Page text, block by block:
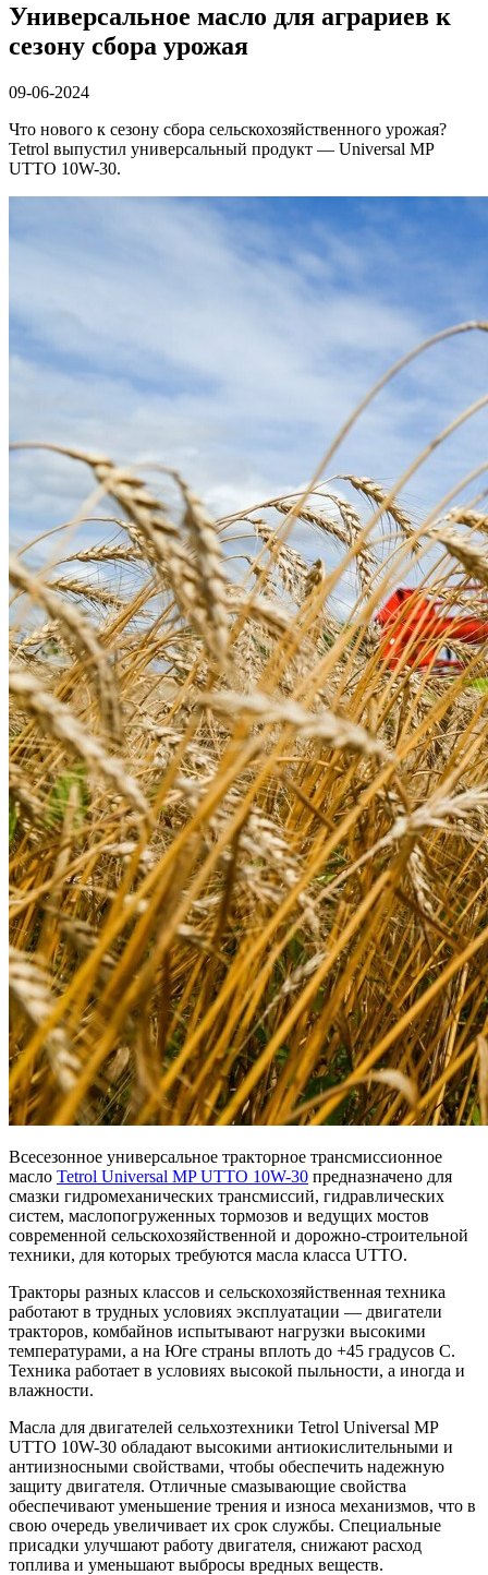
Универсальное масло для аграриев к
сезону сбора урожая
09-06-2024
Что нового к сезону сбора сельскохозяйственного урожая?
Tetrol выпустил универсальный продукт — Universal MP
UTTO 10W-30.
Всесезонное универсальное тракторное трансмиссионное
масло Tetrol Universal MP UTTO 10W-30 предназначено для
смазки гидромеханических трансмиссий, гидравлических
систем, маслопогруженных тормозов и ведущих мостов
современной сельскохозяйственной и дорожно-строительной
техники, для которых требуются масла класса UTTO.
Тракторы разных классов и сельскохозяйственная техника
работают в трудных условиях эксплуатации — двигатели
тракторов, комбайнов испытывают нагрузки высокими
температурами, а на Юге страны вплоть до +45 градусов С.
Техника работает в условиях высокой пыльности, а иногда и
влажности.
Масла для двигателей сельхозтехники Tetrol Universal MP
UTTO 10W-30 обладают высокими антиокислительными и
антиизносными свойствами, чтобы обеспечить надежную
защиту двигателя. Отличные смазывающие свойства
обеспечивают уменьшение трения и износа механизмов, что в
свою очередь увеличивает их срок службы. Специальные
присадки улучшают работу двигателя, снижают расход
топлива и уменьшают выбросы вредных веществ.